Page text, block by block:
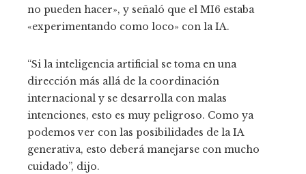
no pueden hacer», y señaló que el MI6 estaba
«experimentando como loco» con la IA.
“Si la inteligencia artificial se toma en una
dirección más allá de la coordinación
internacional y se desarrolla con malas
intenciones, esto es muy peligroso. Como ya
podemos ver con las posibilidades de la IA
generativa, esto deberá manejarse con mucho
cuidado”, dijo.